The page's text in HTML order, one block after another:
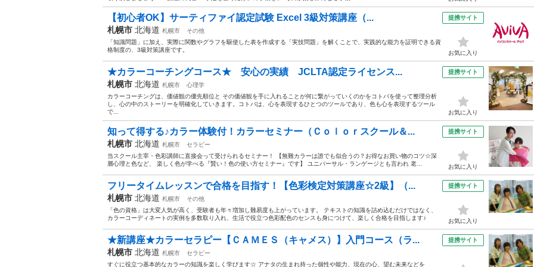
【初心者OK】サーティファイ認定試験 Excel 3級対策講座（...
札幌市 北海道 札幌市
その他
「知識問題」に加え、実際に関数やグラフを駆使した表を作成する「実技問題」を解くことで、実践的な能力を証明できる資
格制度の、3級対策講座です。
提携サイト
お気に入り
★カラーコーチングコース★ 安心の実績 JCLTA認定ライセンス...
札幌市 北海道 札幌市
心理学
カラーコーチングは、価値観の優先順位と その価値観を手に入れることが何に繋がっていくのかをコトバを使って整理分析
し、心の中のストーリーを明確化していきます。コトバは、心を表現するひとつのツールであり、色も心を表現するツール
で...
提携サイト
お気に入り
知って得する♪カラー体験付！カラーセミナー（Ｃｏｌｏｒスクール＆...
札幌市 北海道 札幌市
セラピー
当スクール主宰・色彩講師に直接会って受けられるセミナー！ 【無難カラーは誰でも似合うの？お得なお買い物のコツ☆深
層心理と色など、 楽しく色が学べる『賢い！色の使い方セミナー』です】 ユニバーサル・ランゲージとも言われ 老...
提携サイト
お気に入り
フリータイムレッスンで合格を目指す！【色彩検定対策講座☆2級】（...
札幌市 北海道 札幌市
その他
「色の資格」は大変人気が高く、受験者も年々増加し難易度も上がっています。 テキストの知識を詰め込むだけではなく、
カラーコーディネートの実例を多数取り入れ、生活で役立つ色彩配色のセンスも身につけて、楽しく合格を目指します♪
提携サイト
お気に入り
★新講座★カラーセラピー【ＣＡＭＥＳ（キャメス）】入門コース（ラ...
札幌市 北海道 札幌市
セラピー
すぐに役立つ基本的なカラーの知識を楽しく学びます☆ アナタの生まれ持った個性や能力、現在の心、望む未来などを
提携サイト